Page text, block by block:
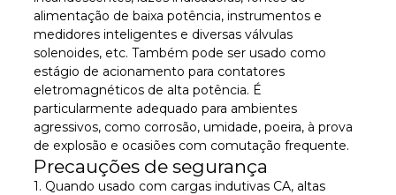
alimentação de baixa potência, instrumentos e
medidores inteligentes e diversas válvulas
solenoides, etc. Também pode ser usado como
estágio de acionamento para contatores
eletromagnéticos de alta potência. É
particularmente adequado para ambientes
agressivos, como corrosão, umidade, poeira, à prova
de explosão e ocasiões com comutação frequente.
Precauções de segurança
1. Quando usado com cargas indutivas CA, altas